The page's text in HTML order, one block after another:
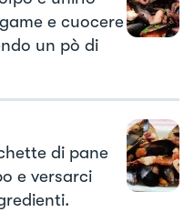
e cuocere
un pò di
di pane
e versarci